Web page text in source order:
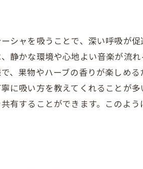
イベントに参加する
に楽しむドリンクの選び方
ーバーをミックスして楽しむ
で新しい友人を作る
カフェ巡りを楽しむ
シャを吸うことで、深い呼吸が
静かな環境や心地よい音楽が流
、果物やハーブの香りが楽しめ
に吸い方を教えてくれることが
有することができます。このよ